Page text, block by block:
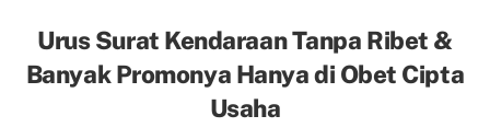
Urus Surat Kendaraan Tanpa Ribet &
Banyak Promonya Hanya di Obet Cipta
Usaha